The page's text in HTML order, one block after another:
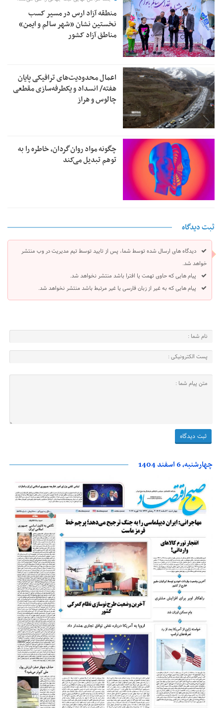
منطقه آزاد ارس در مسیر کسب
نخستین نشان «شهر سالم و ایمن»
مناطق آزاد کشور
اعمال محدودیت‌های ترافیکی پایان
هفته/ انسداد و یکطرفه‌سازی مقطعی
چالوس و هراز
چگونه مواد روان‌گردان، خاطره را به
توهم تبدیل می‌کند
ثبت دیدگاه
دیدگاه های ارسال شده توسط شما، پس از تایید توسط تیم مدیریت در وب منتشر
خواهد شد.
پیام هایی که حاوی تهمت یا افترا باشد منتشر نخواهد شد.
پیام هایی که به غیر از زبان فارسی یا غیر مرتبط باشد منتشر نخواهد شد.
چهارشنبه، 6 اسفند 1404